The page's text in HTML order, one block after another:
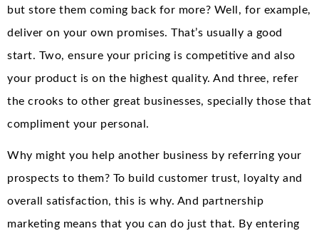
but store them coming back for more? Well, for example,
deliver on your own promises. That’s usually a good
start. Two, ensure your pricing is competitive and also
your product is on the highest quality. And three, refer
the crooks to other great businesses, specially those that
compliment your personal.
Why might you help another business by referring your
prospects to them? To build customer trust, loyalty and
overall satisfaction, this is why. And partnership
marketing means that you can do just that. By entering